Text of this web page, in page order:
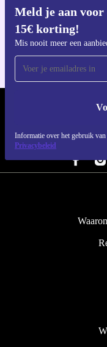
Meld je aan voor
15€ korting!
Mis nooit meer een
Informatie over het gebruik
Privacybeleid
REFURBED